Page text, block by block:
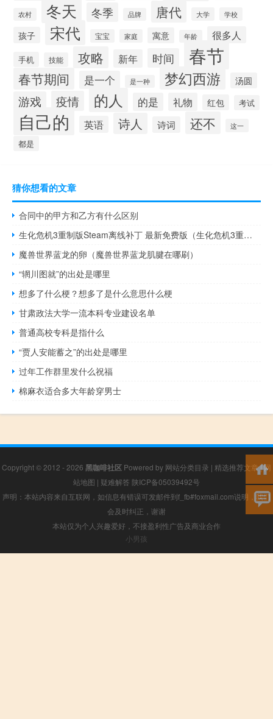
农村 冬天 冬季 品牌 唐代 大学 学校
孩子 宋代 宝宝 家庭 寓意 年龄 很多人
手机 技能 攻略 新年 时间 春节
春节期间 是一个 是一种 梦幻西游 汤圆
游戏 疫情 的人 的是 礼物 红包 考试
自己的 英语 诗人 诗词 还不 这一
都是
猜你想看的文章
合同中的甲方和乙方有什么区别
生化危机3重制版Steam离线补丁 最新免费版（生化危机3重制版Steam离线补丁 最新免费版功能简介）
魔兽世界蓝龙的卵（魔兽世界蓝龙肌腱在哪刷）
“辋川图就”的出处是哪里
想多了什么梗？想多了是什么意思什么梗
甘肃政法大学一流本科专业建设名单
普通高校专科是指什么
“贾人安能蓄之”的出处是哪里
过年工作群里发什么祝福
棉麻衣适合多大年龄穿男士
Copyright © 2012 - 2026 黑咖啡社区 Powered by 网站分类目录 | 精选推荐文章|网
站地图 | 疑难解答 陕ICP备05039492号
声明：本站内容来自互联网，如信息有错误可发邮件到f_fb#foxmail.com说明，我们
会及时纠正，谢谢
本站仅为个人兴趣爱好，不接盈利性广告及商业合作
小男孩